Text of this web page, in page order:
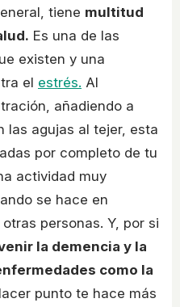
tiene multitud
Es una de las
existen y una
el estrés. Al
añadiendo a
las agujas al tejer, esta
por completo de tu
actividad muy
se hace en
personas. Y, por si
la demencia y la
como la
punto te hace más